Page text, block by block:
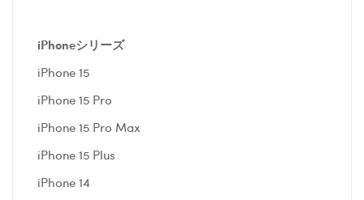
iPhoneシリーズ
iPhone 15
iPhone 15 Pro
iPhone 15 Pro Max
iPhone 15 Plus
iPhone 14